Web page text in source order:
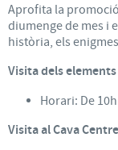
Aprofita la
diumenge de mes i
història, els
Visita dels
Horari: De
Visita al Cava Centre